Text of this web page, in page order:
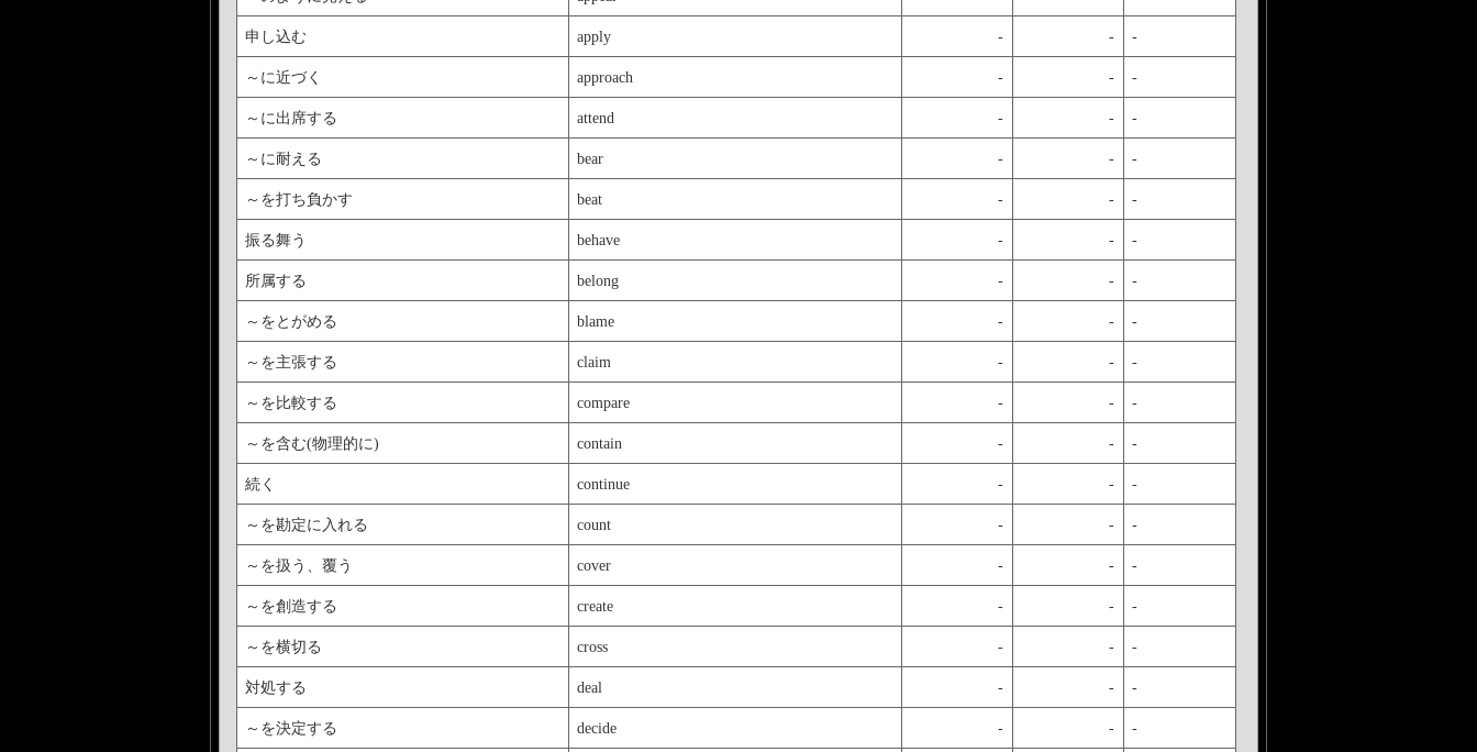
申し込む apply - - -
～に近づく approach - - -
～に出席する attend - - -
～に耐える bear - - -
～を打ち負かす beat - - -
振る舞う behave - - -
所属する belong - - -
～をとがめる blame - - -
～を主張する claim - - -
～を比較する compare - - -
～を含む(物理的に) contain - - -
続く continue - - -
～を勘定に入れる count - - -
～を扱う、覆う cover - - -
～を創造する create - - -
～を横切る cross - - -
対処する deal - - -
～を決定する decide - - -